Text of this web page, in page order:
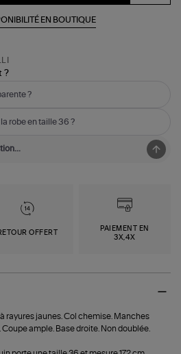
EN BOUTIQUE
?
?
robe en taille 36 ?
OFFERT
PAIEMENT EN
3X,4X
rayures jaunes. Col chemise. Manches
ample. Base droite. Non doublée.